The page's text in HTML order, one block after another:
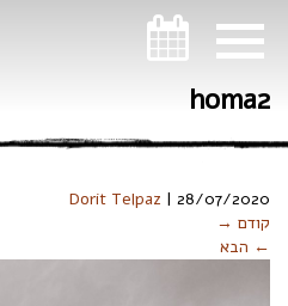
homa2
Dorit Telpaz | 28/07/2020
קודם →
← הבא